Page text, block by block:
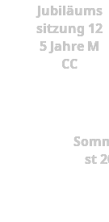
Jubiläums
sitzung 12
5 Jahre M
CC
st